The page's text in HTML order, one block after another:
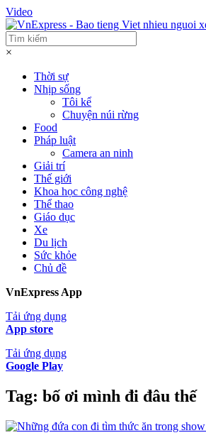
Video
×
Thời sự
Nhịp sống
Tôi kể
Chuyện núi rừng
Food
Pháp luật
Camera an ninh
Giải trí
Thế giới
Khoa học công nghệ
Thể thao
Giáo dục
Xe
Du lịch
Sức khỏe
Chủ đề
VnExpress App
Tải ứng dụng
App store
Tải ứng dụng
Google Play
Tag: bố ơi mình đi đâu thế